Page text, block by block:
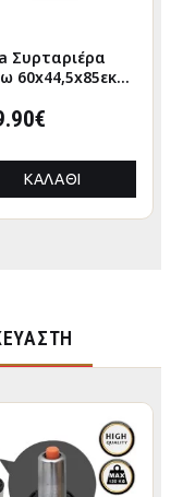
60x44,5x85εκ
ΚΑΛΆΘΙ